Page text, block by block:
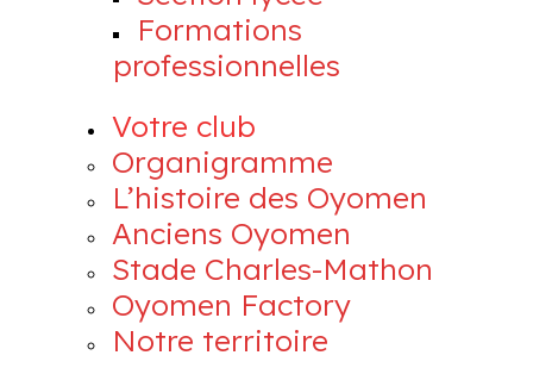
Formations
professionnelles
Votre club
Organigramme
L’histoire des Oyomen
Anciens Oyomen
Stade Charles-Mathon
Oyomen Factory
Notre territoire